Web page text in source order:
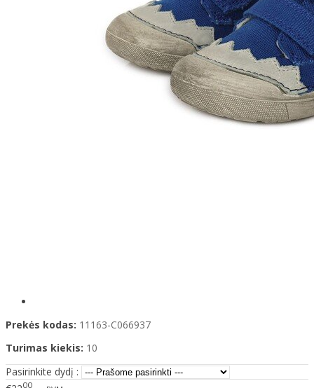
Prekės kodas: 11163-C066937
Turimas kiekis: 10
Pasirinkite dydį :
00